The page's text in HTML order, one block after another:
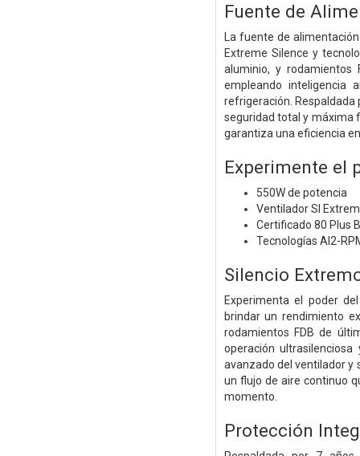
Fuente de
La fuente de
Extreme Silence y
aluminio, y rodamientos
empleando inteligencia
refrigeración.
seguridad total y máxima
garantiza una eficiencia
Experimente el
550W de potencia
Ventilador SI
Certificado 80 Plus
Tecnologías AI2-
Silencio
Experimenta el poder
brindar un rendimiento
rodamientos FDB de
operación
avanzado del ventilador y
un flujo de aire continuo
momento.
Protección